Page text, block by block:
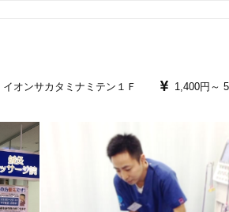
オンサカタミナミテン１Ｆ 1,400円～